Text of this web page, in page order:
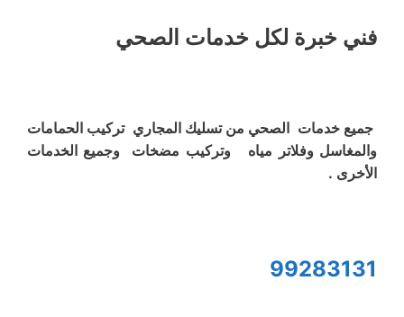
فني خبرة لكل خدمات الصحي
جميع خدمات الصحي من تسليك المجاري تركيب الحمامات
والمغاسل وفلاتر مياه وتركيب مضخات وجميع الخدمات
الأخرى .
99283131